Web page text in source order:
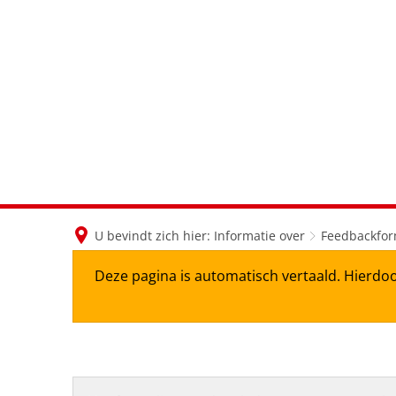
U bevindt zich hier: Informatie over
Deze pagina is automatisch vertaald.